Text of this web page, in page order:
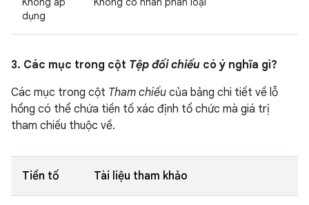
dụng
3. Các mục trong cột Tệp đối chiếu có ý nghĩa gì?
Các mục trong cột Tham chiếu của bảng chi tiết về lỗ
hổng có thể chứa tiền tố xác định tổ chức mà giá trị
tham chiếu thuộc về.
Tiền tố Tài liệu tham khảo